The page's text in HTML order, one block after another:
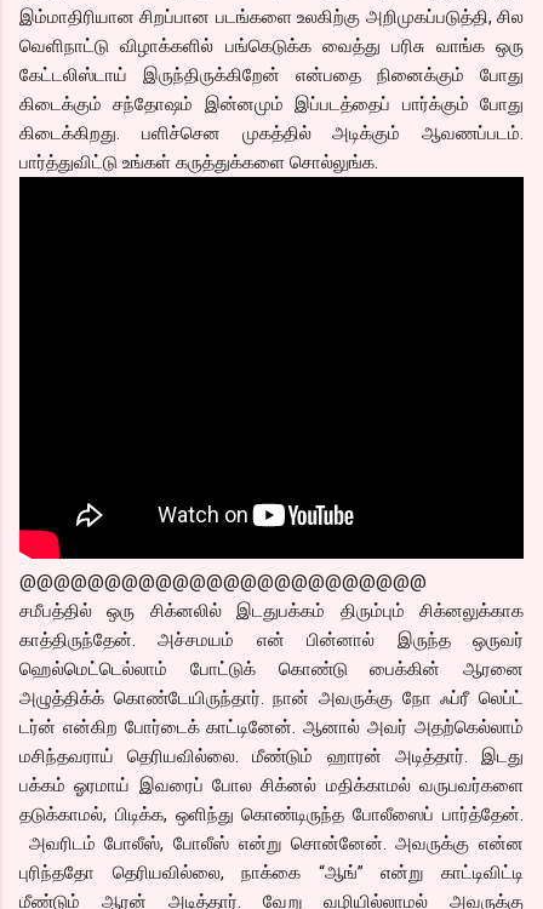
இம்மாதிரியான சிறப்பான படங்களை உலகிற்கு அறிமுகப்படுத்தி, சில
வெளிநாட்டு விழாக்களில் பங்கெடுக்க வைத்து பரிசு வாங்க ஒரு
கேட்டலிஸ்டாய் இருந்திருக்கிறேன் என்பதை நினைக்கும் போது
கிடைக்கும் சந்தோஷம் இன்னமும் இப்படத்தைப் பார்க்கும் போது
கிடைக்கிறது. பளிச்சென முகத்தில் அடிக்கும் ஆவணப்படம்.
பார்த்துவிட்டு உங்கள் கருத்துக்களை சொல்லுங்க.
@@@@@@@@@@@@@@@@@@@@@@@@
சமீபத்தில் ஒரு சிக்னலில் இடதுபக்கம் திரும்பும் சிக்னலுக்காக
காத்திருந்தேன். அச்சமயம் என் பின்னால் இருந்த ஒருவர்
ஹெல்மெட்டெல்லாம் போட்டுக் கொண்டு பைக்கின் ஆரனை
அழுத்திக்க் கொண்டேயிருந்தார். நான் அவருக்கு நோ ஃப்ரீ லெப்ட்
டர்ன் என்கிற போர்டைக் காட்டினேன். ஆனால் அவர் அதற்கெல்லாம்
மசிந்தவராய் தெரியவில்லை. மீண்டும் ஹாரன் அடித்தார். இடது
பக்கம் ஓரமாய் இவரைப் போல சிக்னல் மதிக்காமல் வருபவர்களை
தடுக்காமல், பிடிக்க, ஒளிந்து கொண்டிருந்த போலீஸைப் பார்த்தேன்.
அவரிடம் போலீஸ், போலீஸ் என்று சொன்னேன். அவருக்கு என்ன
புரிந்ததோ தெரியவில்லை, நாக்கை “ஆங்” என்று காட்டிவிட்டி
மீண்டும் ஆரன் அடித்தார். வேறு வழியில்லாமல் அவருக்கு